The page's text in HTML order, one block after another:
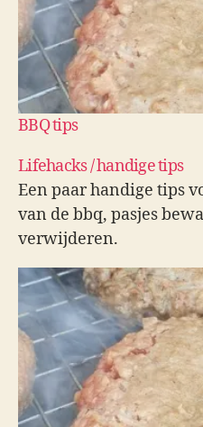
BBQ tips
Lifehacks / handige tips
Een paar handige tips
van de bbq, pasjes
verwijderen.